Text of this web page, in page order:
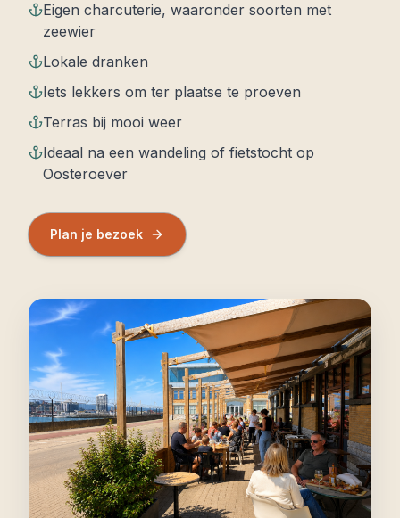
Eigen charcuterie, waaronder soorten met
zeewier
Lokale dranken
Iets lekkers om ter plaatse te proeven
Terras bij mooi weer
Ideaal na een wandeling of fietstocht op
Oosteroever
Plan je bezoek